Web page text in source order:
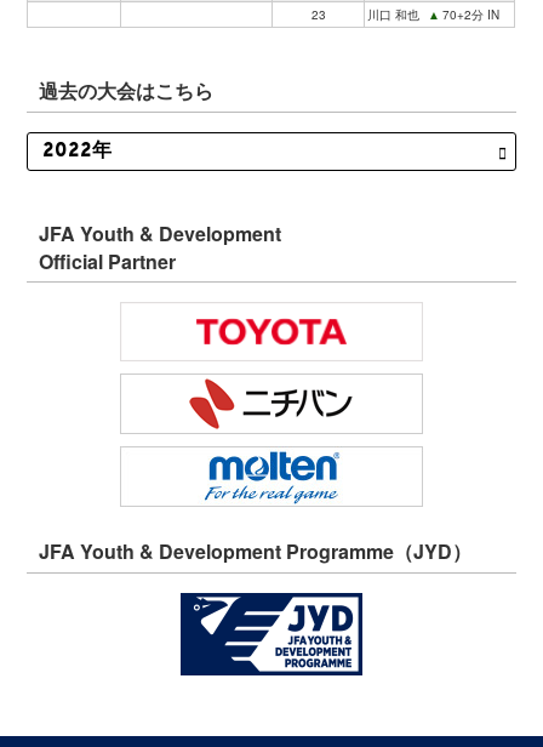
23
川口 和也 ▲ 70+2分 IN
過去の大会はこちら
JFA Youth & Development
Official Partner
JFA Youth & Development Programme（JYD）